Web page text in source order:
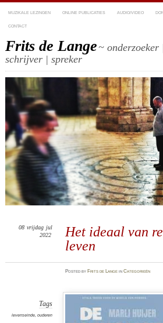
MUZIKALE LEZINGEN ONLINE PUBLICATIES AUDIO/VIDEO
CONTACT
Frits de Lange~ onderzoeker
schrijver | spreker
Het ideaal van
leven
08 vrijdag jul
2022
PostedbyFrits de Lange inCategorieën
Tags
levenseinde, ouderen